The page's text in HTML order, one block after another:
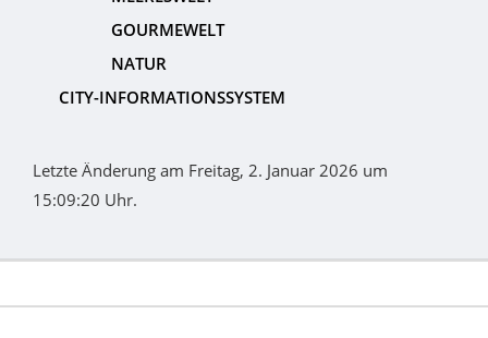
GOURMEWELT
NATUR
CITY-INFORMATIONSSYSTEM
Letzte Änderung am Freitag, 2. Januar 2026 um
15:09:20 Uhr.